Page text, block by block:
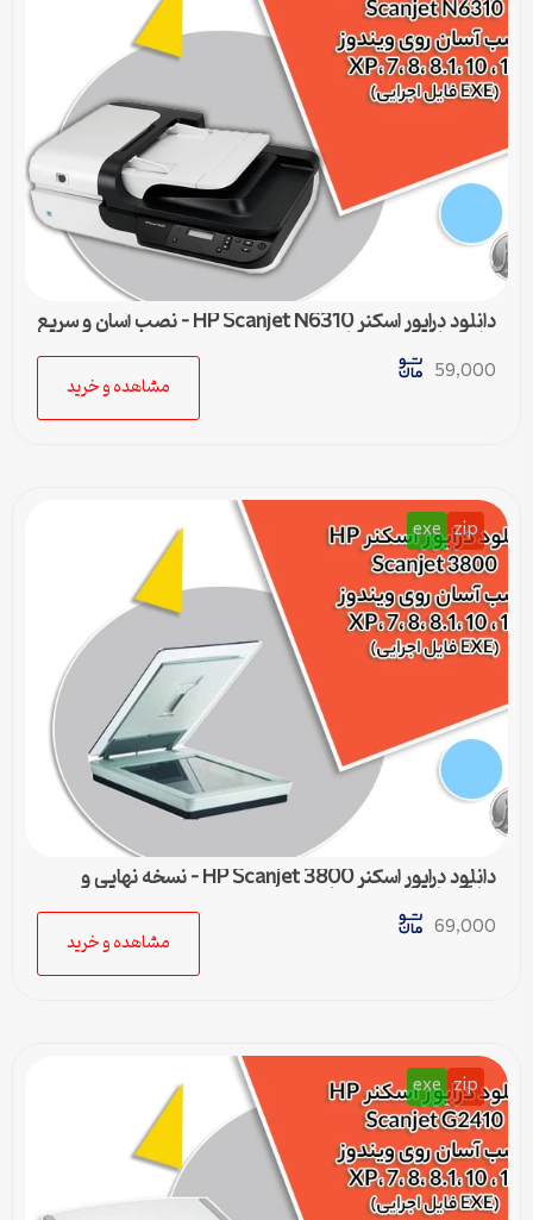
دانلود درایور اسکنر HP Scanjet N6310 – نصب آسان و سریع
برای تمامی ویندوزها
59,000
مشاهده و خرید
zip
exe
دانلود درایور اسکنر HP Scanjet 3800 – نسخه نهایی و
سازگار با تمام ویندوزها
69,000
مشاهده و خرید
zip
exe